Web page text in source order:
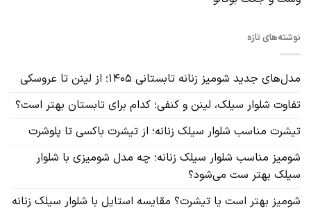
نوشته‌های تازه
مدل‌های جدید شومیز زنانه تابستانی ۱۴۰۵؛ از لینن تا عروسکی
تفاوت شلوار سیلک، لینن و کنفی؛ کدام برای تابستان بهتر است؟
تیشرت مناسب شلوار سیلک زنانه؛ از تیشرت باکسی تا پلوشرت
شومیز مناسب شلوار سیلک زنانه؛ چه مدل شومیزی با شلوار
سیلک بهتر ست می‌شود؟
شومیز بهتر است یا تیشرت؟ مقایسه استایل با شلوار سیلک زنانه